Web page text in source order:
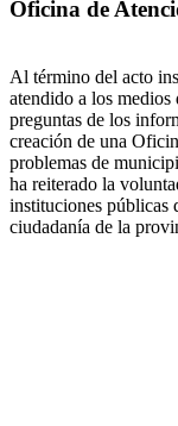
Oficina de
Al término del acto
atendido a los medios
preguntas de los
creación de una
problemas de
ha reiterado la
instituciones públicas
ciudadanía de la